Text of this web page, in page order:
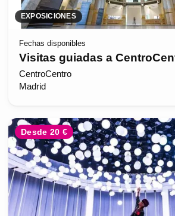
EXPOSICIONES
Fechas disponibles
Visitas guiadas a
CentroCentro
Madrid
Desde 20 €